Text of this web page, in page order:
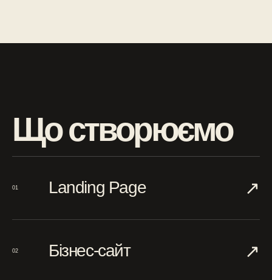
Що створюємо
01 Landing Page ↗︎
02 Бізнес-сайт ↗︎